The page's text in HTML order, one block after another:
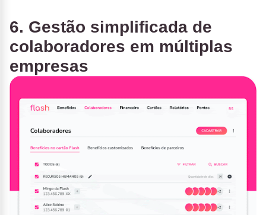
6. Gestão simplificada de
colaboradores em múltiplas
empresas